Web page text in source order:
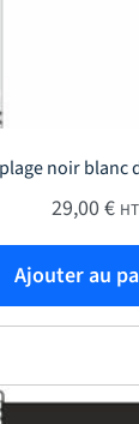
noir blanc
29,00€ HT
Ajouter au